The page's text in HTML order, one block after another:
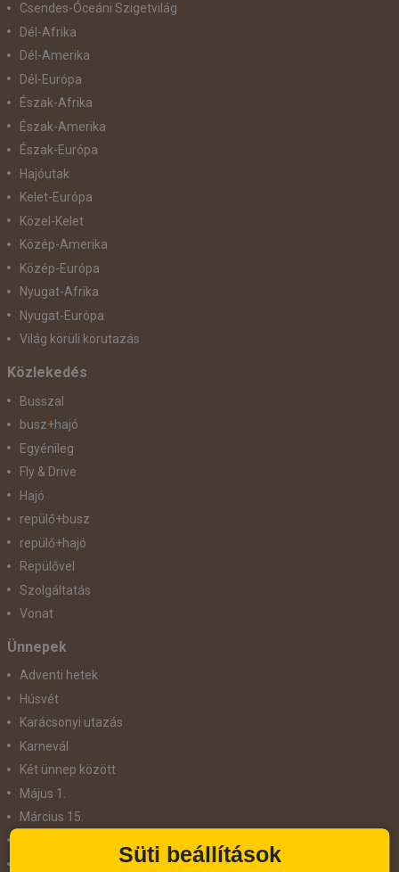
Csendes-Óceáni Szigetvilág
Dél-Afrika
Dél-Amerika
Dél-Európa
Észak-Afrika
Észak-Amerika
Észak-Európa
Hajóutak
Kelet-Európa
Közel-Kelet
Közép-Amerika
Közép-Európa
Nyugat-Afrika
Nyugat-Európa
Világ körüli körutazás
Közlekedés
Busszal
busz+hajó
Egyénileg
Fly & Drive
Hajó
repülő+busz
repülő+hajó
Repülővel
Szolgáltatás
Vonat
Ünnepek
Adventi hetek
Húsvét
Karácsonyi utazás
Karnevál
Két ünnep között
Május 1.
Március 15.
Süti beállítások